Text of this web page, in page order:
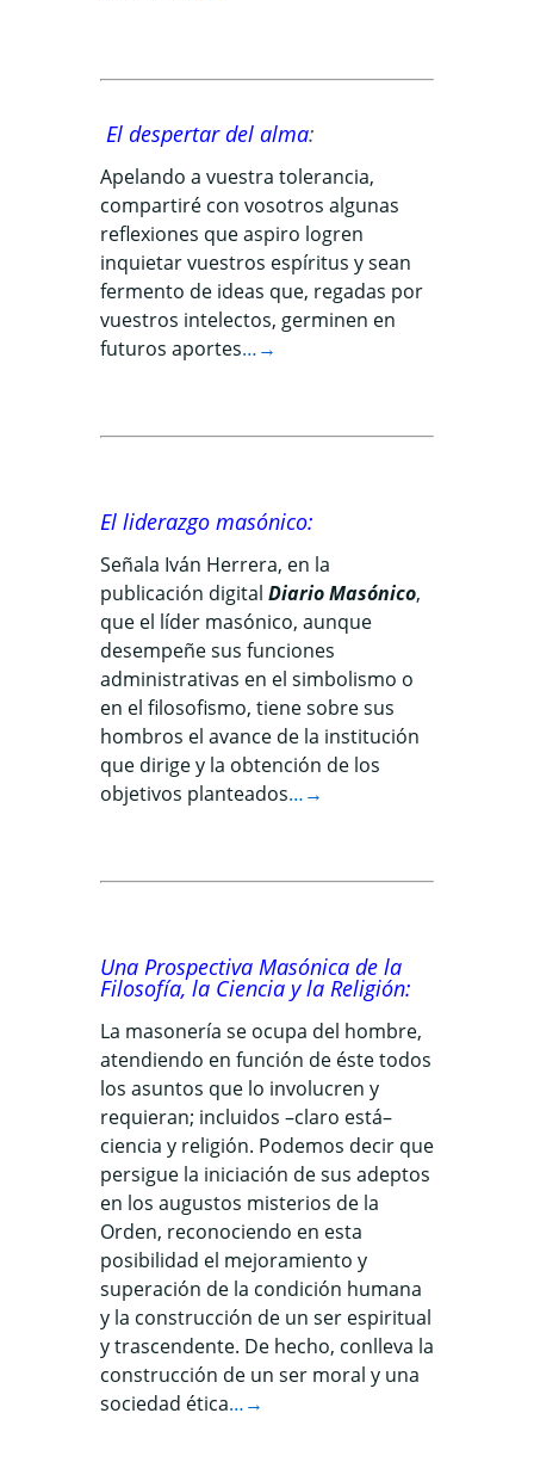
El despertar del alma:
Apelando a vuestra tolerancia,
compartiré con vosotros algunas
reflexiones que aspiro logren
inquietar vuestros espíritus y sean
fermento de ideas que, regadas por
vuestros intelectos, germinen en
futuros aportes…→
El liderazgo masónico:
Señala Iván Herrera, en la
publicación digital Diario Masónico,
que el líder masónico, aunque
desempeñe sus funciones
administrativas en el simbolismo o
en el filosofismo, tiene sobre sus
hombros el avance de la institución
que dirige y la obtención de los
objetivos planteados…→
Una Prospectiva Masónica de la
Filosofía, la Ciencia y la Religión:
La masonería se ocupa del hombre,
atendiendo en función de éste todos
los asuntos que lo involucren y
requieran; incluidos –claro está–
ciencia y religión. Podemos decir que
persigue la iniciación de sus adeptos
en los augustos misterios de la
Orden, reconociendo en esta
posibilidad el mejoramiento y
superación de la condición humana
y la construcción de un ser espiritual
y trascendente. De hecho, conlleva la
construcción de un ser moral y una
sociedad ética…→